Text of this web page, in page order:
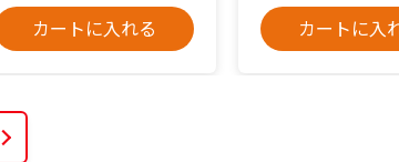
カートに入れる
カートに入